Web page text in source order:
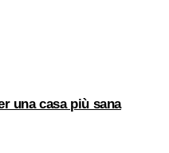
una casa più sana